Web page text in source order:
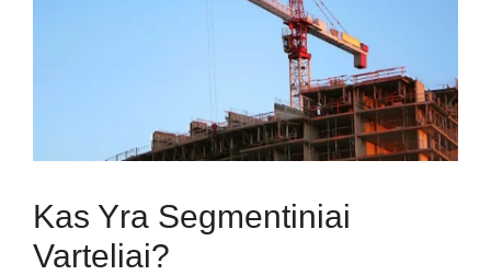
Kas Yra Segmentiniai
Varteliai?